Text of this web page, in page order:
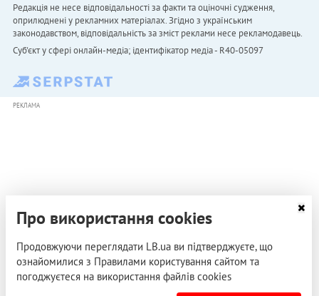
Редакція не несе відповідальності за факти та оціночні судження,
оприлюднені у рекламних матеріалах. Згідно з українським
законодавством, відповідальність за зміст реклами несе рекламодавець.
Cуб'єкт у сфері онлайн-медіа; ідентифікатор медіа - R40-05097
РЕКЛАМА
Про використання cookies
Продовжуючи переглядати LB.ua ви підтверджуєте, що
ознайомилися з Правилами користування сайтом та
погоджуєтеся на використання файлів cookies